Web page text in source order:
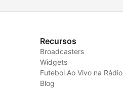
Recursos
Broadcasters
Widgets
Futebol Ao Vivo na Rádio
Blog